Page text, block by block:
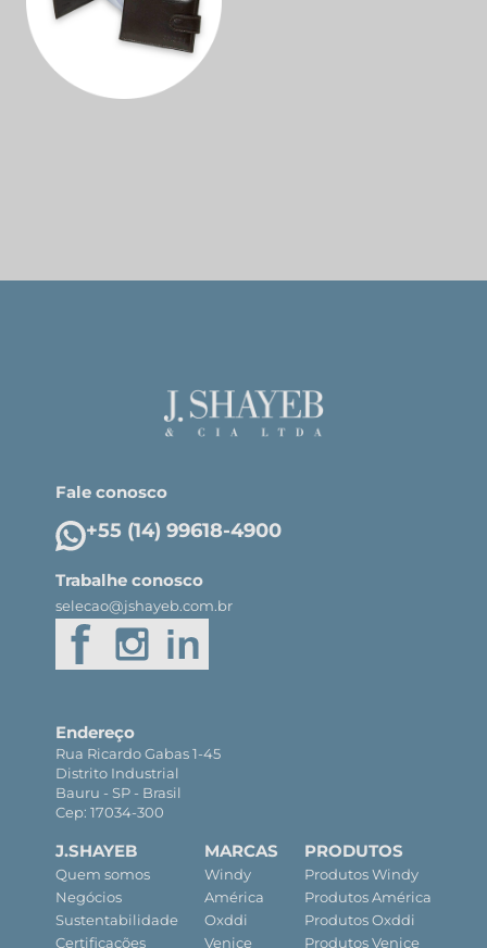
Fale conosco
+55 (14) 99618-4900
Trabalhe conosco
selecao@jshayeb.com.br
Endereço
Rua Ricardo Gabas 1-45
Distrito Industrial
Bauru - SP - Brasil
Cep: 17034-300
J.SHAYEB
Quem somos
Negócios
Sustentabilidade
Certificações
MARCAS
Windy
América
Oxddi
Venice
PRODUTOS
Produtos Windy
Produtos América
Produtos Oxddi
Produtos Venice